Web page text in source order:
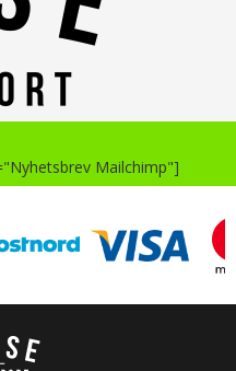
Mailchimp"]